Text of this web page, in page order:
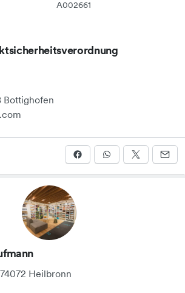
A002661
Bottighofen
Heilbronn